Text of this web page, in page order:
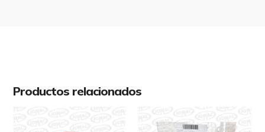
Productos relacionados